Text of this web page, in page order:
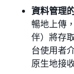
資料管理
暢地上傳
伴）將存
台使用者
原生地接